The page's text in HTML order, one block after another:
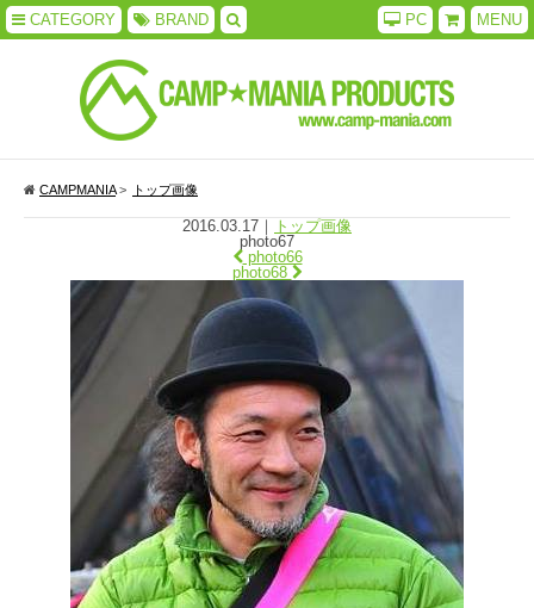
CATEGORY BRAND MENU
PC
CAMPMANIA> トップ画像
2016.03.17 ｜
トップ画像
photo67
photo66
photo68